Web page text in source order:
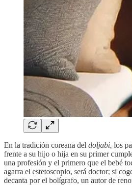
En la tradición coreana del doljabi, los
frente a su hijo o hija en su primer
una profesión y el primero que el bebé
agarra el estetoscopio, será doctor; si
decanta por el bolígrafo, un autor de